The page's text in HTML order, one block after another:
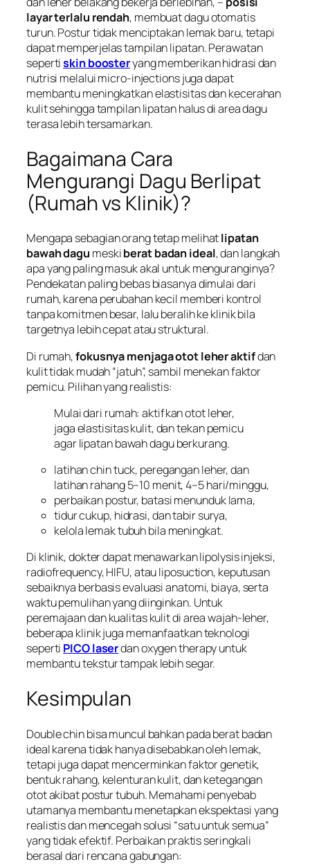
layar terlalu rendah, membuat dagu otomatis
turun. Postur tidak menciptakan lemak baru, tetapi
dapat memperjelas tampilan lipatan. Perawatan
sepertiskin boosteryang memberikan hidrasi dan
nutrisi melalui micro-injections juga dapat
membantu meningkatkan elastisitas dan kecerahan
kulit sehingga tampilan lipatan halus di area dagu
terasa lebih tersamarkan.
Bagaimana Cara
Mengurangi Dagu Berlipat
(Rumah vs Klinik)?
Mengapa sebagian orang tetap melihatlipatan
bawah dagu meskiberat badan ideal, dan langkah
apa yang paling masuk akal untuk menguranginya?
Pendekatan paling bebas biasanya dimulai dari
rumah, karena perubahan kecil memberi kontrol
tanpa komitmen besar, lalu beralih ke klinik bila
targetnya lebih cepat atau struktural.
Di rumah,fokusnya menjaga otot leher aktifdan
kulit tidak mudah “jatuh”, sambil menekan faktor
pemicu. Pilihan yang realistis:
Mulai dari rumah: aktifkan otot leher,
jaga elastisitas kulit, dan tekan pemicu
agar lipatan bawah dagu berkurang.
latihan chin tuck, peregangan leher, dan
latihan rahang 5–10 menit, 4–5 hari/minggu,
perbaikan postur, batasi menunduk lama,
tidur cukup, hidrasi, dan tabir surya,
kelola lemak tubuh bila meningkat.
Di klinik, dokter dapat menawarkan lipolysis injeksi,
radiofrequency, HIFU, atau liposuction, keputusan
sebaiknya berbasis evaluasi anatomi, biaya, serta
waktu pemulihan yang diinginkan. Untuk
peremajaan dan kualitas kulit di area wajah-leher,
beberapa klinik juga memanfaatkan teknologi
seperti PICO laserdan oxygen therapy untuk
membantu tekstur tampak lebih segar.
Kesimpulan
Double chin bisa muncul bahkan pada berat badan
ideal karena tidak hanya disebabkan oleh lemak,
tetapi juga dapat mencerminkan faktor genetik,
bentuk rahang, kelenturan kulit, dan ketegangan
otot akibat postur tubuh. Memahami penyebab
utamanya membantu menetapkan ekspektasi yang
realistis dan mencegah solusi “satu untuk semua”
yang tidak efektif. Perbaikan praktis seringkali
berasal dari rencana gabungan: